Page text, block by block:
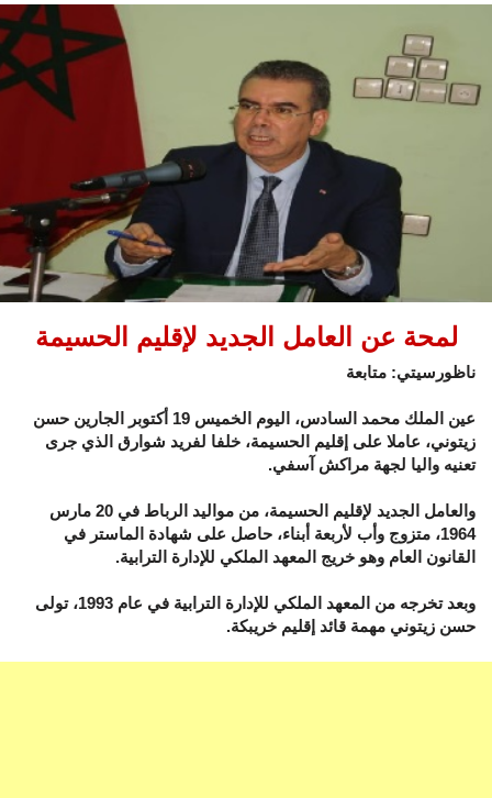
لمحة عن العامل الجديد لإقليم الحسيمة
ناظورسيتي: متابعة
عين الملك محمد السادس، اليوم الخميس 19 أكتوبر الجارين حسن
زيتوني، عاملا على إقليم الحسيمة، خلفا لفريد شوارق الذي جرى
تعنيه واليا لجهة مراكش آسفي.
والعامل الجديد لإقليم الحسيمة، من مواليد الرباط في 20 مارس
1964، متزوج وأب لأربعة أبناء، حاصل على شهادة الماستر في
القانون العام وهو خريج المعهد الملكي للإدارة الترابية.
وبعد تخرجه من المعهد الملكي للإدارة الترابية في عام 1993، تولى
حسن زيتوني مهمة قائد إقليم خريبكة.